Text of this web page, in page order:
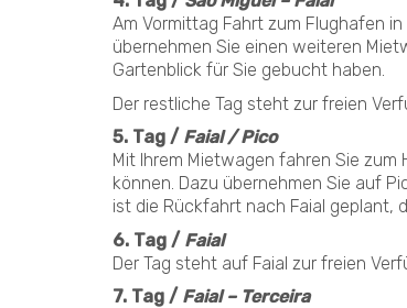
Am Vormittag Fahrt zum Flughafen
übernehmen Sie einen weiteren
Gartenblick für Sie gebucht haben.
Der restliche Tag steht zur freien
5. Tag / Faial / Pico
Mit Ihrem Mietwagen fahren Sie zum
können. Dazu übernehmen Sie auf
ist die Rückfahrt nach Faial geplant,
6. Tag / Faial
Der Tag steht auf Faial zur freien
7. Tag / Faial – Terceira